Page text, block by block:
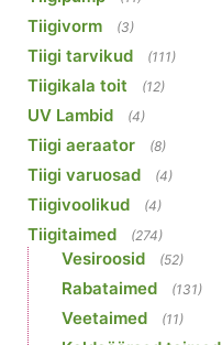
Tiigivorm (3)
Tiigi tarvikud (111)
Tiigikala toit (12)
UV Lambid (4)
Tiigi aeraator (8)
Tiigi varuosad (4)
Tiigivoolikud (4)
Tiigitaimed (274)
Vesiroosid (52)
Rabataimed (131)
Veetaimed (11)